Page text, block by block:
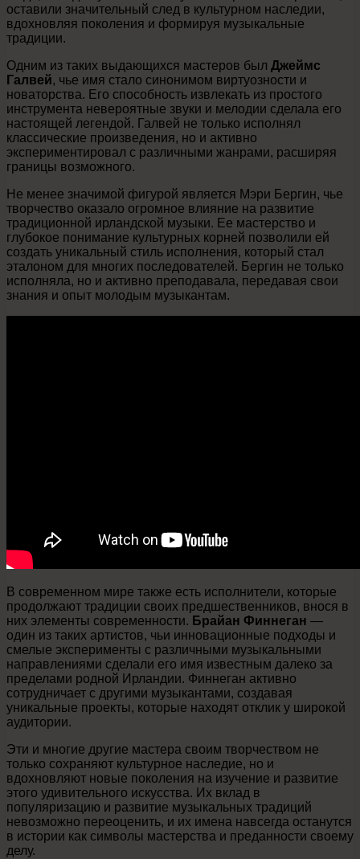
оставили значительный след в культурном наследии,
вдохновляя поколения и формируя музыкальные
традиции.
Одним из таких выдающихся мастеров был Джеймс
Галвей, чье имя стало синонимом виртуозности и
новаторства. Его способность извлекать из простого
инструмента невероятные звуки и мелодии сделала его
настоящей легендой. Галвей не только исполнял
классические произведения, но и активно
экспериментировал с различными жанрами, расширяя
границы возможного.
Не менее значимой фигурой является Мэри Бергин, чье
творчество оказало огромное влияние на развитие
традиционной ирландской музыки. Ее мастерство и
глубокое понимание культурных корней позволили ей
создать уникальный стиль исполнения, который стал
эталоном для многих последователей. Бергин не только
исполняла, но и активно преподавала, передавая свои
знания и опыт молодым музыкантам.
В современном мире также есть исполнители, которые
продолжают традиции своих предшественников, внося в
них элементы современности. Брайан Финнеган —
один из таких артистов, чьи инновационные подходы и
смелые эксперименты с различными музыкальными
направлениями сделали его имя известным далеко за
пределами родной Ирландии. Финнеган активно
сотрудничает с другими музыкантами, создавая
уникальные проекты, которые находят отклик у широкой
аудитории.
Эти и многие другие мастера своим творчеством не
только сохраняют культурное наследие, но и
вдохновляют новые поколения на изучение и развитие
этого удивительного искусства. Их вклад в
популяризацию и развитие музыкальных традиций
невозможно переоценить, и их имена навсегда останутся
в истории как символы мастерства и преданности своему
делу.